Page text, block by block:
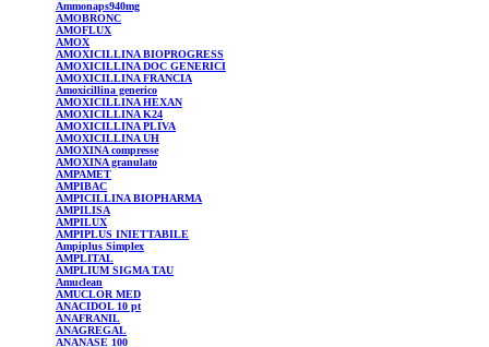
Ammonaps940mg
AMOBRONC
AMOFLUX
AMOX
AMOXICILLINABIOPROGRESS
AMOXICILLINADOC GENERICI
AMOXICILLINAFRANCIA
Amoxicillina generico
AMOXICILLINAHEXAN
AMOXICILLINAK24
AMOXICILLINAPLIVA
AMOXICILLINAUH
AMOXINAcompresse
AMOXINAgranulato
AMPAMET
AMPIBAC
AMPICILLINABIOPHARMA
AMPILISA
AMPILUX
AMPIPLUS INIETTABILE
Ampiplus Simplex
AMPLITAL
AMPLIUM SIGMA TAU
Amuclean
AMUCLOR MED
ANACIDOL10 pt
ANAFRANIL
ANAGREGAL
ANANASE 100